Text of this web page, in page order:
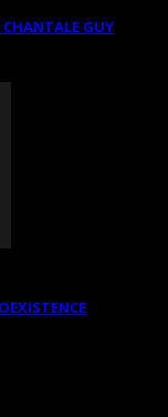
CHANTALE GUY